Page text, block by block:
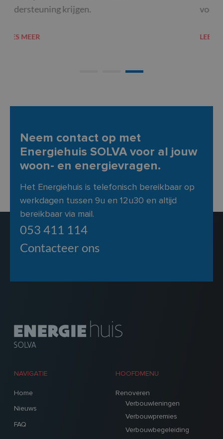
voordelige manier […]
LEES MEER
Neem contact op met
Energiehuis SOLVA voor al jouw
woon- en energievragen.
Het Energiehuis is telefonisch bereikbaar op
werkdagen tussen 9u en 12u30 en altijd
bereikbaar via mail.
053 411 114
Contacteer ons
NAVIGATIE
Home
Nieuws
FAQ
HOOFDMENU
Renoveren
Verbouwleningen
Verbouwpremies
Verbouwbegeleiding